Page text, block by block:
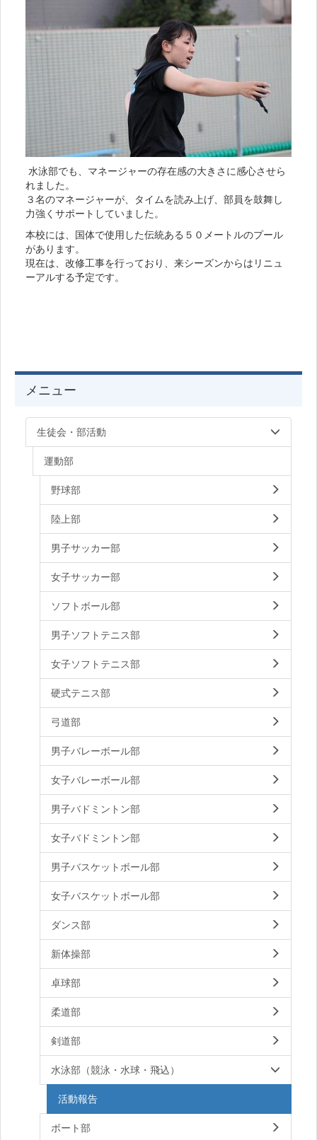
水泳部でも、マネージャーの存在感の大きさに感心させら
れました。
３名のマネージャーが、タイムを読み上げ、部員を鼓舞し
力強くサポートしていました。
本校には、国体で使用した伝統ある５０メートルのプール
があります。
現在は、改修工事を行っており、来シーズンからはリニュ
ーアルする予定です。
メニュー
生徒会・部活動
運動部
野球部
陸上部
男子サッカー部
女子サッカー部
ソフトボール部
男子ソフトテニス部
女子ソフトテニス部
硬式テニス部
弓道部
男子バレーボール部
女子バレーボール部
男子バドミントン部
女子バドミントン部
男子バスケットボール部
女子バスケットボール部
ダンス部
新体操部
卓球部
柔道部
剣道部
水泳部（競泳・水球・飛込）
活動報告
ボート部